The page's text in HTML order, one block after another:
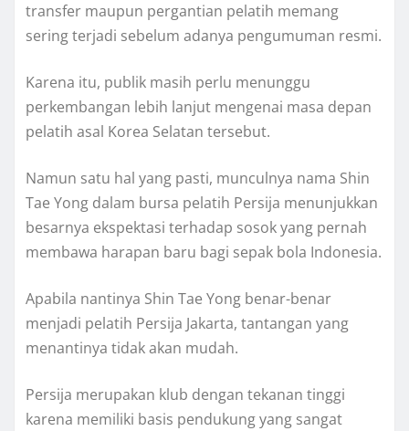
transfer maupun pergantian pelatih memang
sering terjadi sebelum adanya pengumuman resmi.
Karena itu, publik masih perlu menunggu
perkembangan lebih lanjut mengenai masa depan
pelatih asal Korea Selatan tersebut.
Namun satu hal yang pasti, munculnya nama Shin
Tae Yong dalam bursa pelatih Persija menunjukkan
besarnya ekspektasi terhadap sosok yang pernah
membawa harapan baru bagi sepak bola Indonesia.
Apabila nantinya Shin Tae Yong benar-benar
menjadi pelatih Persija Jakarta, tantangan yang
menantinya tidak akan mudah.
Persija merupakan klub dengan tekanan tinggi
karena memiliki basis pendukung yang sangat